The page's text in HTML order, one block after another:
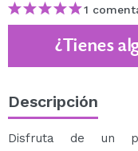
1
¿Tienes
Descripción
Disfruta de un